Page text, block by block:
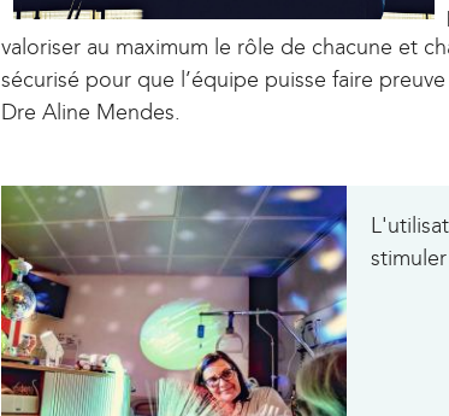
valoriser au maximum le rôle de chacune et
sécurisé pour que l’équipe puisse faire
Dre Aline Mendes.